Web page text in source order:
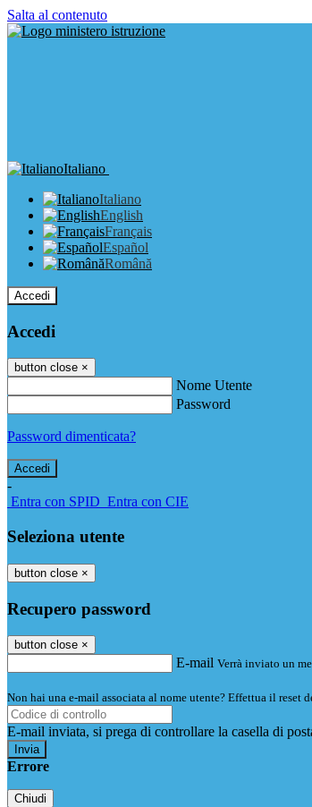
Salta al contenuto
Italiano
Italiano
English
Français
Español
Română
Accedi
Accedi
button close ×
Nome Utente
Password
Password dimenticata?
-
Entra con SPID Entra con CIE
Seleziona utente
button close ×
Recupero password
button close ×
E-mail Verrà inviato un
Non hai una e-mail associata al nome utente? Effettua il reset
E-mail inviata, si prega di controllare la casella di
Errore
Chiudi